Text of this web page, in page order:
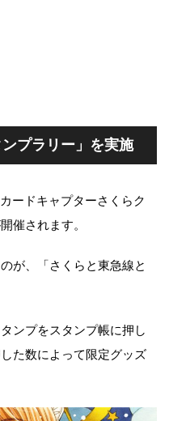
ンプラリー」を実施
ードキャプターさくらク
催されます。
が、「さくらと東急線と
ンプをスタンプ帳に押し
た数によって限定グッズ